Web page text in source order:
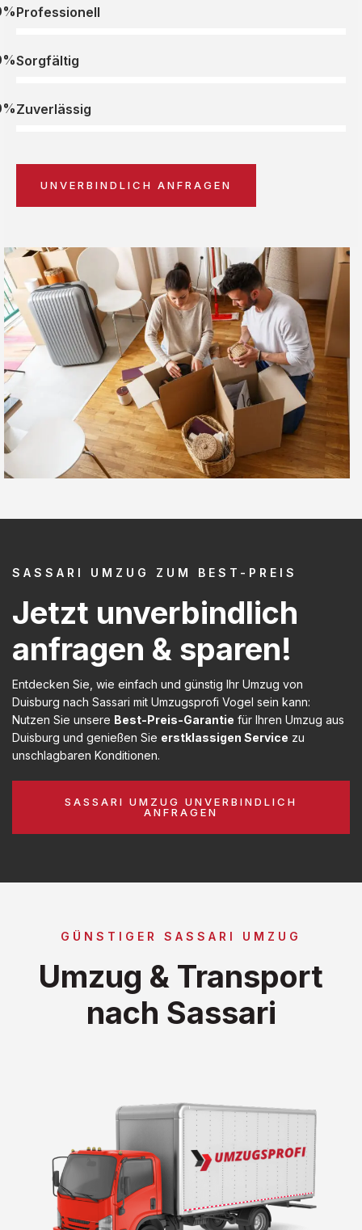
Professionell
Sorgfältig
Zuverlässig
UNVERBINDLICH ANFRAGEN
SASSARI UMZUG ZUM BEST-PREIS
Jetzt unverbindlich
anfragen & sparen!
Entdecken Sie, wie einfach und günstig Ihr Umzug von
Duisburg nach Sassari mit Umzugsprofi Vogel sein kann:
Nutzen Sie unsere Best-Preis-Garantie für Ihren Umzug aus
Duisburg und genießen Sie erstklassigen Service zu
unschlagbaren Konditionen.
SASSARI UMZUG UNVERBINDLICH
ANFRAGEN
GÜNSTIGER SASSARI UMZUG
Umzug & Transport
nach Sassari